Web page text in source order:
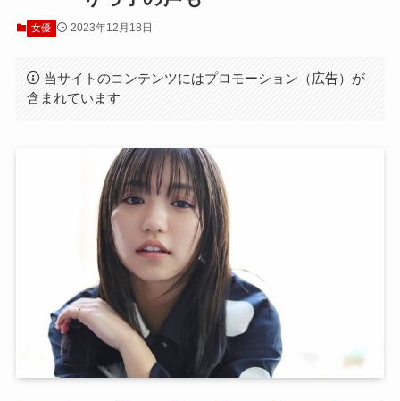
女優 2023年12月18日
当サイトのコンテンツにはプロモーション（広告）が
含まれています